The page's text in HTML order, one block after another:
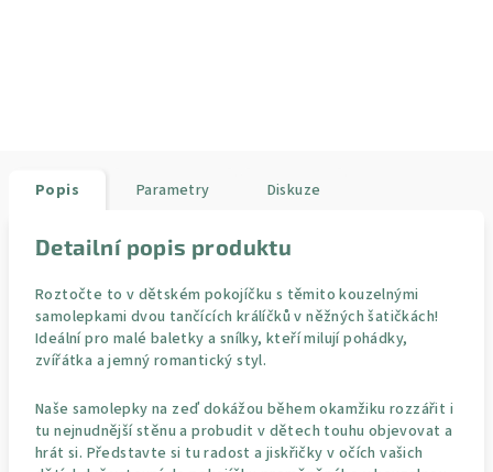
Popis Parametry Diskuze
Detailní popis produktu
Roztočte to v dětském pokojíčku s těmito kouzelnými
samolepkami dvou tančících králíčků v něžných šatičkách!
Ideální pro malé baletky a snílky, kteří milují pohádky,
zvířátka a jemný romantický styl.
Naše samolepky na zeď dokážou během okamžiku rozzářit i
tu nejnudnější stěnu a probudit v dětech touhu objevovat a
hrát si. Představte si tu radost a jiskřičky v očích vašich